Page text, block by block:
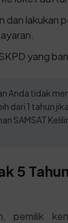
dan lakukan
yang
Anda tidak
dari 1 tahun
SAMSAT
5
pemilik